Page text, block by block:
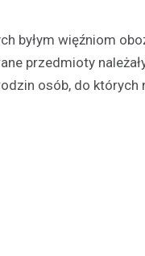
byłym więźniom
przedmioty
osób, do których